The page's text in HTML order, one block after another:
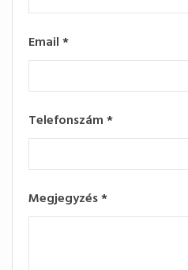
Email*
Telefonszám*
Megjegyzés*